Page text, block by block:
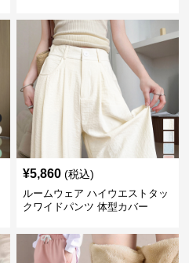
¥5,860 (税込)
ルームウェア ハイウエストタッ
クワイドパンツ 体型カバー